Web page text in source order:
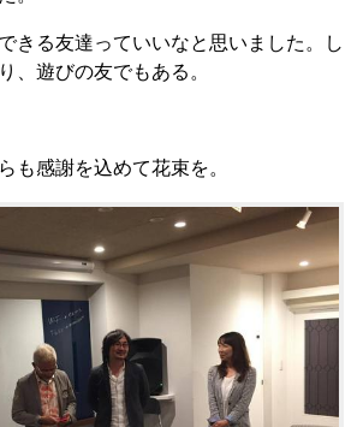
きる友達っていいなと思いました。し
、遊びの友でもある。
も感謝を込めて花束を。